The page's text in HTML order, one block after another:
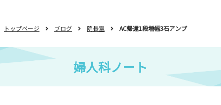
トップページ ブログ 院長室 AC帰還1段増幅3石アンプ
婦人科ノート